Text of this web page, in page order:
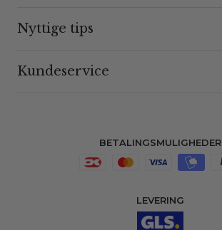
Nyttige tips
Kundeservice
BETALINGSMULIGHEDER
LEVERING